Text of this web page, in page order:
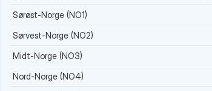
Sørøst-Norge (NO1)
Sørvest-Norge (NO2)
Midt-Norge (NO3)
Nord-Norge (NO4)